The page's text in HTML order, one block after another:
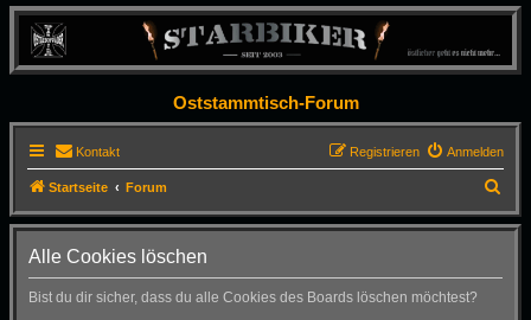
Oststammtisch-Forum
Kontakt Anmelden
Registrieren
Startseite Forum
u
Alle Cookies löschen
Bist du dir sicher, dass du alle Cookies des Boards löschen möchtest?